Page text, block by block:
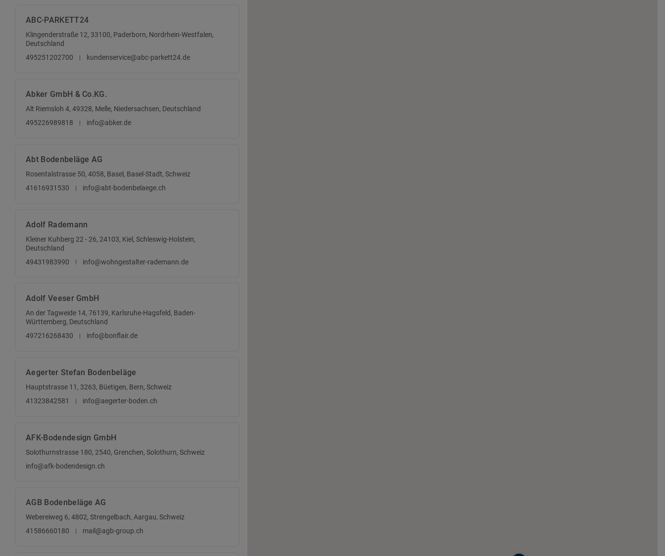
ABC-PARKETT24
Klingenderstraße 12, 33100, Paderborn, Nordrhein-Westfalen,
Deutschland
495251202700
kundenservice@abc-parkett24.de
Abker GmbH & Co.KG.
Alt Riemsloh 4, 49328, Melle, Niedersachsen, Deutschland
495226989818
info@abker.de
Abt Bodenbeläge AG
Rosentalstrasse 50, 4058, Basel, Basel-Stadt, Schweiz
41616931530
info@abt-bodenbelaege.ch
Adolf Rademann
Kleiner Kuhberg 22 - 26, 24103, Kiel, Schleswig-Holstein,
Deutschland
49431983990
info@wohngestalter-rademann.de
Adolf Veeser GmbH
An der Tagweide 14, 76139, Karlsruhe-Hagsfeld, Baden-
Württemberg, Deutschland
497216268430
info@bonflair.de
Aegerter Stefan Bodenbeläge
Hauptstrasse 11, 3263, Büetigen, Bern, Schweiz
41323842581
info@aegerter-boden.ch
AFK-Bodendesign GmbH
Solothurnstrasse 180, 2540, Grenchen, Solothurn, Schweiz
info@afk-bodendesign.ch
AGB Bodenbeläge AG
Webereiweg 6, 4802, Strengelbach, Aargau, Schweiz
41586660180
mail@agb-group.ch